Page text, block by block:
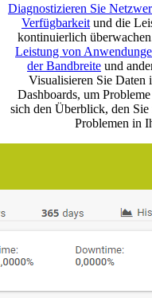
Diagnostizieren Sie
Verfügbarkeit und die
kontinuierlich
Leistung von
der Bandbreite und
Visualisieren Sie Daten
Dashboards, um
sich den Überblick, den
Problemen in